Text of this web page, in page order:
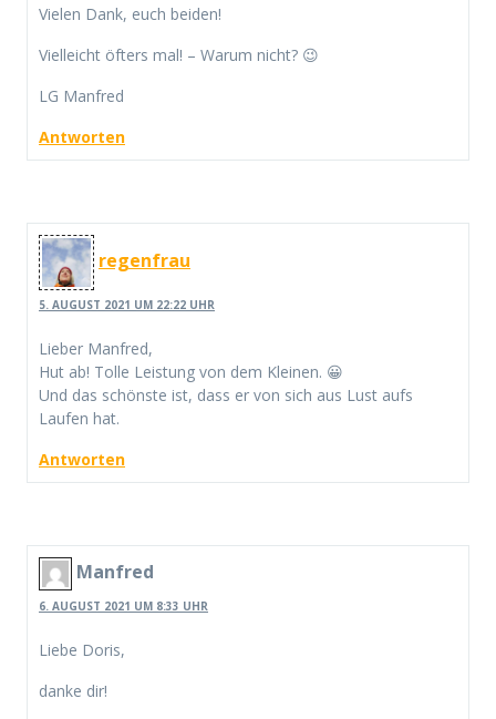
Vielen Dank, euch beiden!
Vielleicht öfters mal! – Warum nicht? 😉
LG Manfred
Antworten
regenfrau
5. AUGUST 2021 UM 22:22 UHR
Lieber Manfred,
Hut ab! Tolle Leistung von dem Kleinen. 😀
Und das schönste ist, dass er von sich aus Lust aufs
Laufen hat.
Antworten
Manfred
6. AUGUST 2021 UM 8:33 UHR
Liebe Doris,
danke dir!